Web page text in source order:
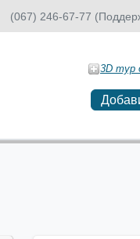
(067) 246-67-77
3D тур